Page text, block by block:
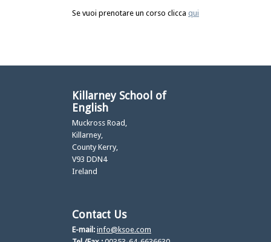
Se vuoi prenotare un corso clicca qui
Killarney School of
English
Muckross Road,
Killarney,
County Kerry,
V93 DDN4
Ireland
Contact Us
E-mail: info@ksoe.com